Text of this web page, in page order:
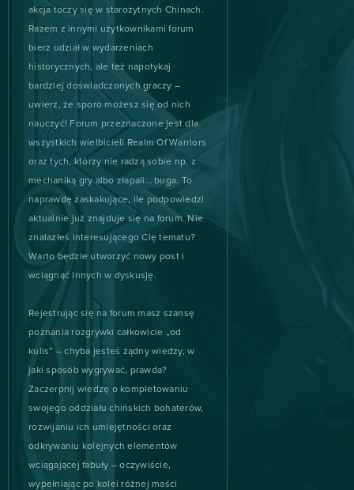
The Outpost Nine: Episode
Therian Saga
TrainStation 1
Undermaster 1
Unlimited Ninja 1
War Robots 1
War2 Glory
11 Legends 0
3 Tiles - Tile Connect and
Block Matching Puzzle
akcja toczy się w starożytnych Chinach.
Razem z innymi użytkownikami forum
bierz udział w wydarzeniach
historycznych, ale też napotykaj
bardziej doświadczonych graczy –
uwierz, że sporo możesz się od nich
nauczyć! Forum przeznaczone jest dla
wszystkich wielbicieli Realm Of Warriors
oraz tych, którzy nie radzą sobie np. z
mechaniką gry albo złapali… buga. To
naprawdę zaskakujące, ile podpowiedzi
aktualnie już znajduje się na forum. Nie
znalazłeś interesującego Cię tematu?
Warto będzie utworzyć nowy post i
wciągnąć innych w dyskusję.
Rejestrując się na forum masz szansę
poznania rozgrywki całkowicie „od
kulis” – chyba jesteś żądny wiedzy, w
jaki sposób wygrywać, prawda?
Zaczerpnij wiedzę o kompletowaniu
swojego oddziału chińskich bohaterów,
rozwijaniu ich umiejętności oraz
odkrywaniu kolejnych elementów
wciągającej fabuły – oczywiście,
wypełniając po kolei różnej maści